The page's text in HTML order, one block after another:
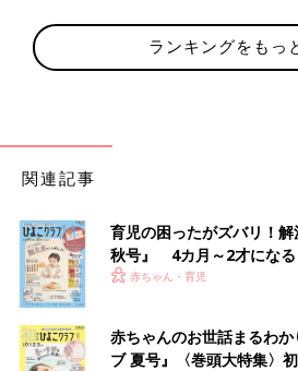
ランキングをもっ
関連記事
育児の困ったがズバリ！
秋号』 4カ月～2才になる
いっぱい！
赤ちゃん・育児
赤ちゃんのお世話まるわ
ブ 夏号』〈巻頭大特集〉